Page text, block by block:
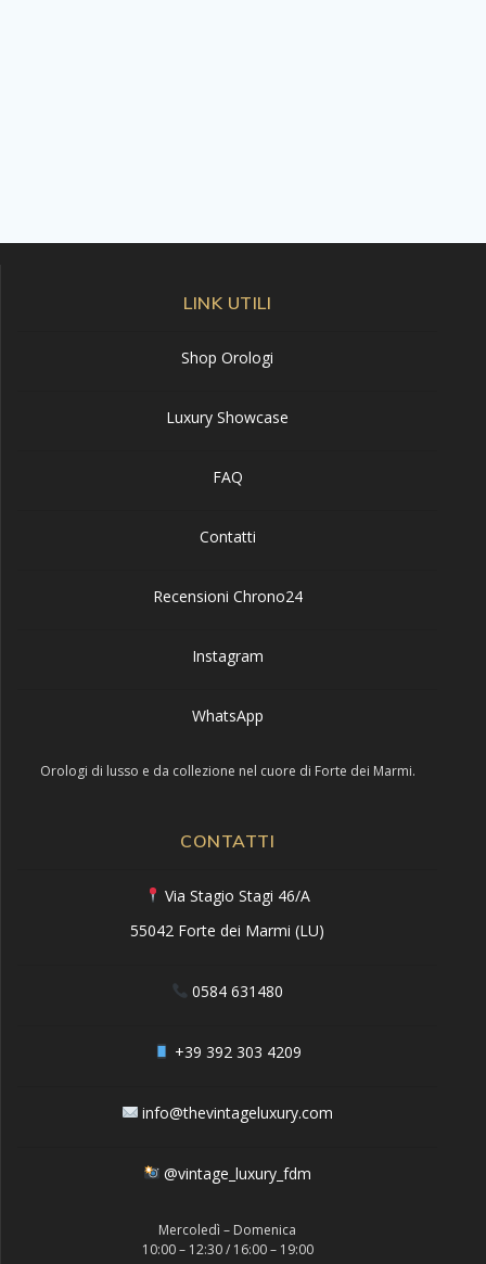
LINK UTILI
Shop Orologi
Luxury Showcase
FAQ
Contatti
Recensioni Chrono24
Instagram
WhatsApp
Orologi di lusso e da collezione nel cuore di Forte dei Marmi.
CONTATTI
Via Stagio Stagi 46/A
55042 Forte dei Marmi (LU)
0584 631480
+39 392 303 4209
info@thevintageluxury.com
@vintage_luxury_fdm
Mercoledì – Domenica
10:00 – 12:30 / 16:00 – 19:00